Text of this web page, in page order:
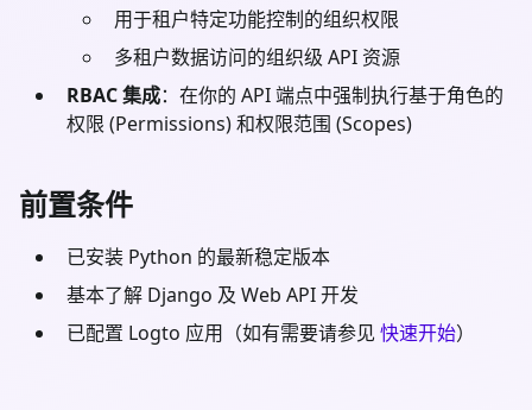
用于租户特定功能控制的组织权限
多租户数据访问的组织级 API 资源
RBAC 集成：在你的 API 端点中强制执行基于角色的
权限 (Permissions) 和权限范围 (Scopes)
前置条件
已安装 Python 的最新稳定版本
基本了解 Django 及 Web API 开发
已配置 Logto 应用（如有需要请参见 快速开始）